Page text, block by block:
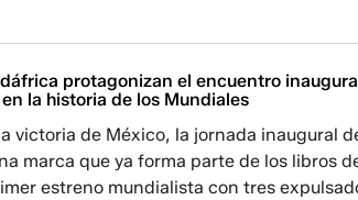
protagonizan el encuentro
la historia de los Mundiales
victoria de México, la jornada inaugural
marca que ya forma parte de los libros
estreno mundialista con tres